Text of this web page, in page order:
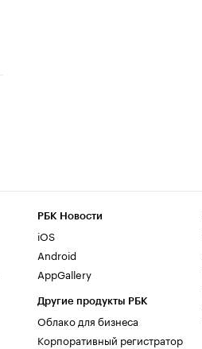
РБК Новости
iOS
Android
AppGallery
Другие продукты РБК
Облако для бизнеса
Корпоративный регистратор